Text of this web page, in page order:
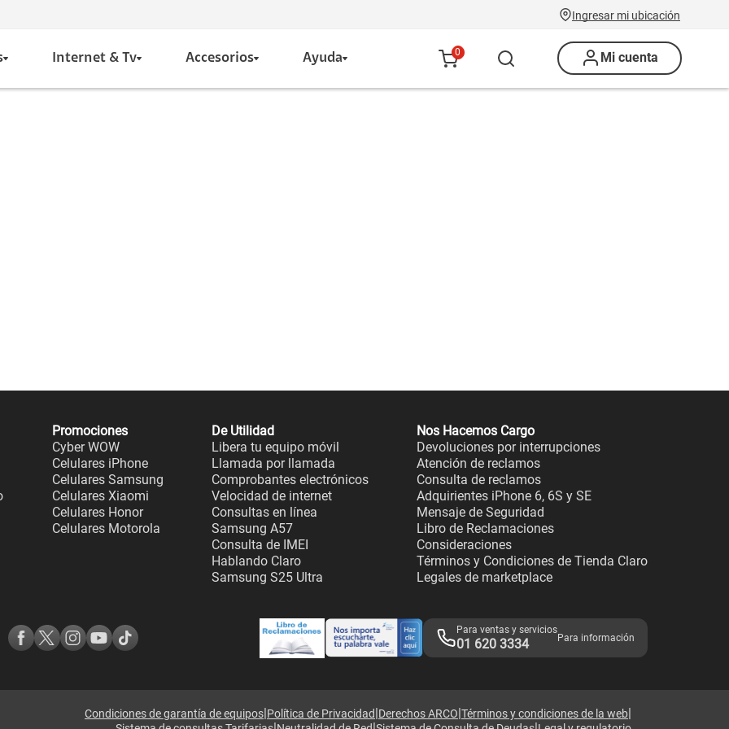
Ingresar mi ubicación
Internet & Tv Accesorios Ayuda 0 Mi cuenta
Promociones
Cyber WOW
Celulares iPhone
Celulares Samsung
Celulares Xiaomi
Celulares Honor
Celulares Motorola
De Utilidad
Libera tu equipo móvil
Llamada por llamada
Comprobantes electrónicos
Velocidad de internet
Consultas en línea
Samsung A57
Consulta de IMEI
Hablando Claro
Samsung S25 Ultra
Nos Hacemos Cargo
Devoluciones por interrupciones
Atención de reclamos
Consulta de reclamos
Adquirientes iPhone 6, 6S y SE
Mensaje de Seguridad
Libro de Reclamaciones
Consideraciones
Términos y Condiciones de Tienda Claro
Legales de marketplace
Para ventas y servicios
01 620 3334 Para información
Condiciones de garantía de equipos|Política de Privacidad|Derechos ARCO|Términos y condiciones de la web|